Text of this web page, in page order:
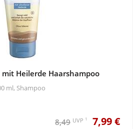
Heilerde Haarshampoo
ml, Shampoo
8,49 UVP 1 7,99 €